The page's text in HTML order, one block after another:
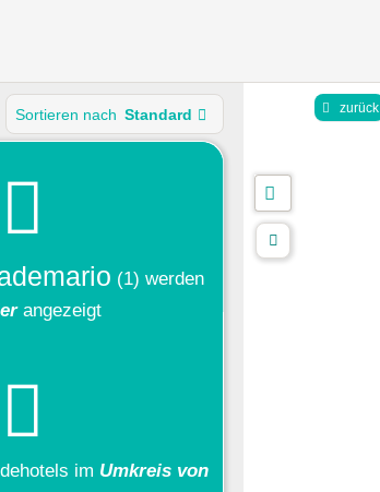
Sortieren nach Standard
(1) werden
angezeigt
im Umkreis von
zurück